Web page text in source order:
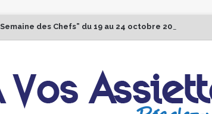
des Chefs” du 19 au 24 octobre 2026